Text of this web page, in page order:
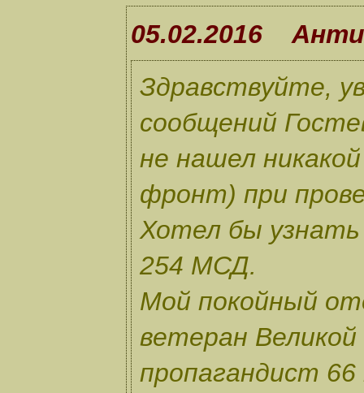
05.02.2016
Здравствуйте,
сообщений
не нашел
фронт) при
Хотел бы узнать
254 МСД.
Мой покойный
ветеран
пропагандист